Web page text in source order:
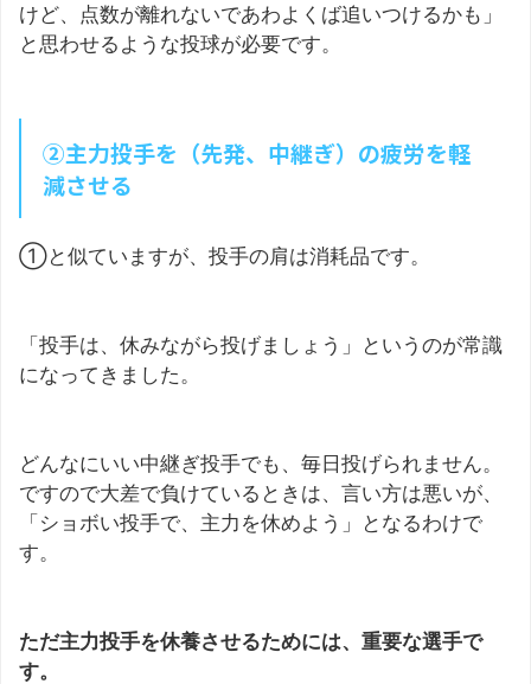
けど、点数が離れないであわよくば追いつけるかも」
と思わせるような投球が必要です。
②主力投手を（先発、中継ぎ）の疲労を軽
減させる
①と似ていますが、投手の肩は消耗品です。
「投手は、休みながら投げましょう」というのが常識
になってきました。
どんなにいい中継ぎ投手でも、毎日投げられません。
ですので大差で負けているときは、言い方は悪いが、
「ショボい投手で、主力を休めよう」となるわけで
す。
ただ主力投手を休養させるためには、重要な選手で
す。